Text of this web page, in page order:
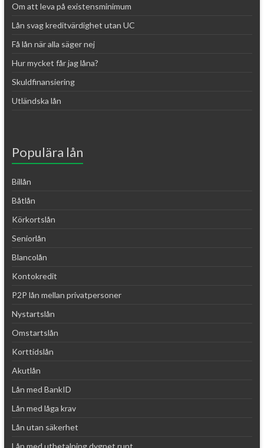
Om att leva på existensminimum
Lån svag kreditvärdighet utan UC
Få lån när alla säger nej
Hur mycket får jag låna?
Skuldfinansiering
Utländska lån
Populära lån
Billån
Båtlån
Körkortslån
Seniorlån
Blancolån
Kontokredit
P2P lån mellan privatpersoner
Nystartslån
Omstartslån
Korttidslån
Akutlån
Lån med BankID
Lån med låga krav
Lån utan säkerhet
Lån med utbetalning dygnet runt